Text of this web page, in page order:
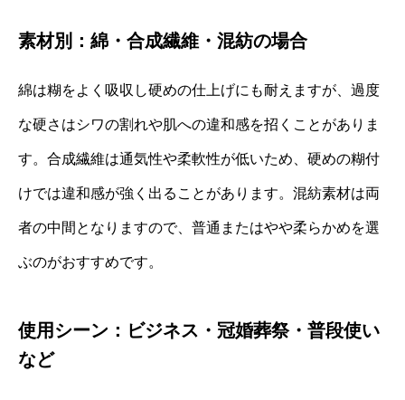
素材別：綿・合成繊維・混紡の場合
綿は糊をよく吸収し硬めの仕上げにも耐えますが、過度
な硬さはシワの割れや肌への違和感を招くことがありま
す。合成繊維は通気性や柔軟性が低いため、硬めの糊付
けでは違和感が強く出ることがあります。混紡素材は両
者の中間となりますので、普通またはやや柔らかめを選
ぶのがおすすめです。
使用シーン：ビジネス・冠婚葬祭・普段使い
など